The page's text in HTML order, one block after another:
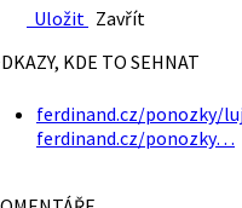
Uložit Zavřít
KDE TO SEHNAT
ferdinand.cz/ponozky/
ferdinand.cz/ponozky…